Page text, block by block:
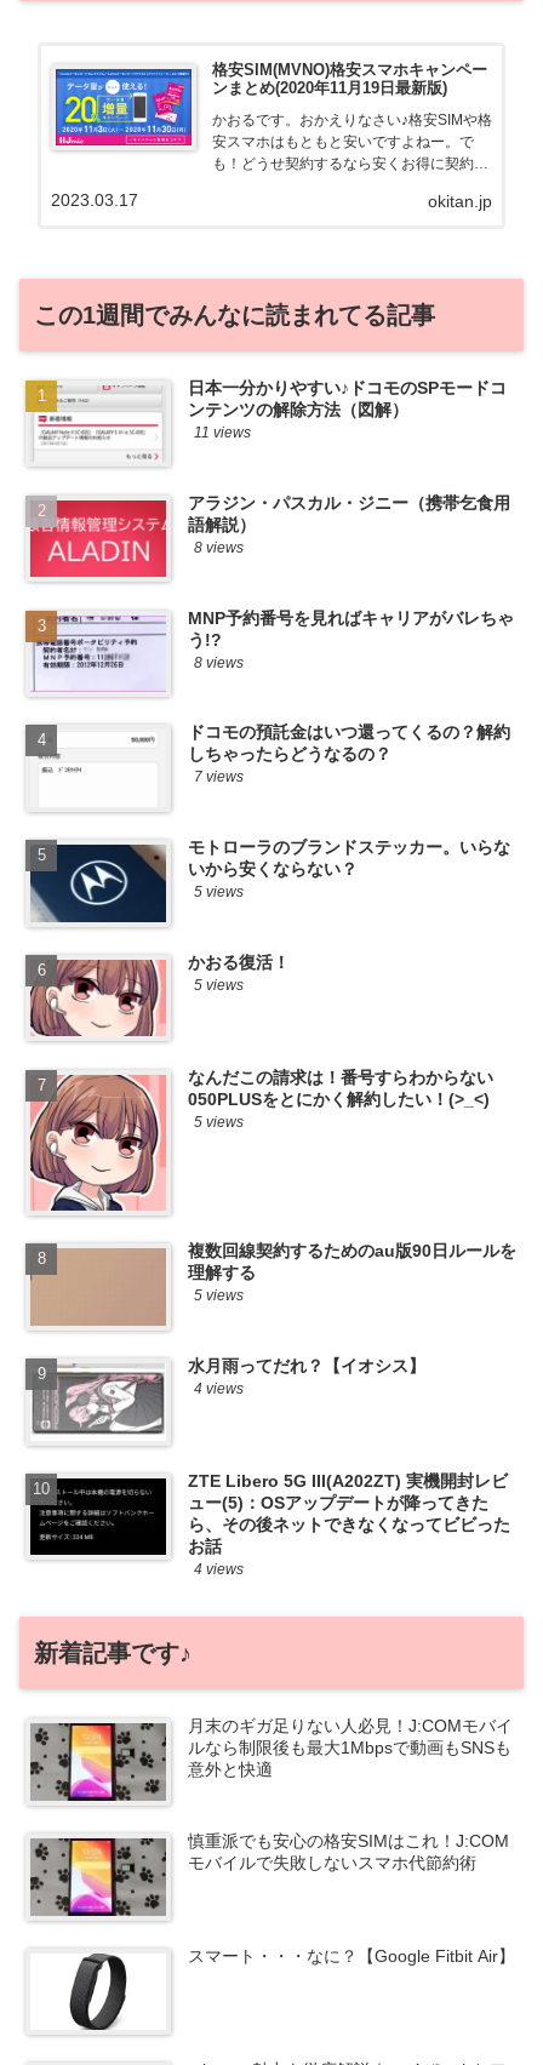
格安SIM(MVNO)格安スマホキャンペー
ンまとめ(2020年11月19日最新版)
かおるです。おかえりなさい♪格安SIMや格
安スマホはもともと安いですよねー。で
も！どうせ契約するなら安くお得に契約し
る自身も、そういう案件を常に狙ってます
okitan.jp
2023.03.17
この1週間でみんなに読まれてる記事
日本一分かりやすい♪ドコモのSPモードコ
ンテンツの解除方法（図解）
11 views
アラジン・パスカル・ジニー（携帯乞食用
語解説）
8 views
MNP予約番号を見ればキャリアがバレちゃ
う!?
8 views
ドコモの預託金はいつ還ってくるの？解約
しちゃったらどうなるの？
7 views
モトローラのブランドステッカー。いらな
いから安くならない？
5 views
かおる復活！
5 views
なんだこの請求は！番号すらわからない
050PLUSをとにかく解約したい！(>_<)
5 views
複数回線契約するためのau版90日ルールを
理解する
5 views
水月雨ってだれ？【イオシス】
4 views
ZTE Libero 5G III(A202ZT) 実機開封レビ
ュー(5)：OSアップデートが降ってきた
ら、その後ネットできなくなってビビった
お話
4 views
新着記事です♪
月末のギガ足りない人必見！J:COMモバイ
ルなら制限後も最大1Mbpsで動画もSNSも
意外と快適
慎重派でも安心の格安SIMはこれ！J:COM
モバイルで失敗しないスマホ代節約術
スマート・・・なに？【Google Fitbit Air】